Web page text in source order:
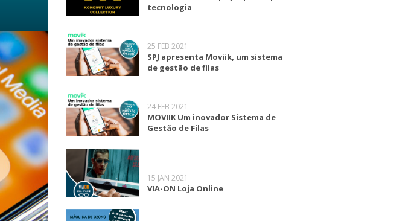
tecnologia
25 FEB 2021
SPJ apresenta Moviik, um sistema
de gestão de filas
24 FEB 2021
MOVIIK Um inovador Sistema de
Gestão de Filas
15 JAN 2021
VIA-ON Loja Online